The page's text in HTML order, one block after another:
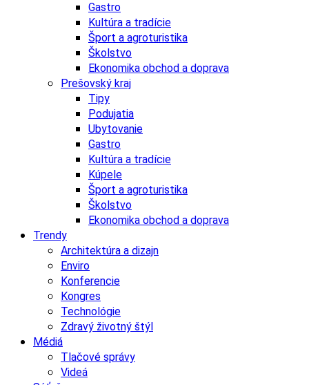
Gastro
Kultúra a tradície
Šport a agroturistika
Školstvo
Ekonomika obchod a doprava
Prešovský kraj
Tipy
Podujatia
Ubytovanie
Gastro
Kultúra a tradície
Kúpele
Šport a agroturistika
Školstvo
Ekonomika obchod a doprava
Trendy
Architektúra a dizajn
Enviro
Konferencie
Kongres
Technológie
Zdravý životný štýl
Médiá
Tlačové správy
Videá